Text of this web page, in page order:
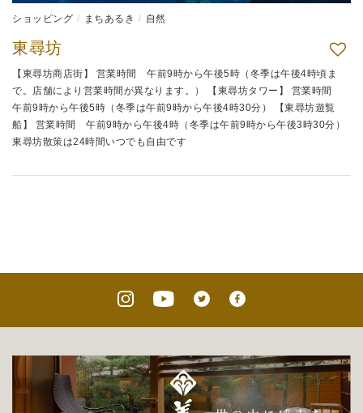
ショッピング まちあるき 自然
東尋坊
【東尋坊商店街】 営業時間 午前9時から午後5時（冬季は午後4時頃ま
で。店舗により営業時間が異なります。） 【東尋坊タワー】 営業時間
午前9時から午後5時（冬季は午前9時から午後4時30分） 【東尋坊遊覧
船】 営業時間 午前9時から午後4時（冬季は午前9時から午後3時30分）
東尋坊散策は24時間いつでも自由です